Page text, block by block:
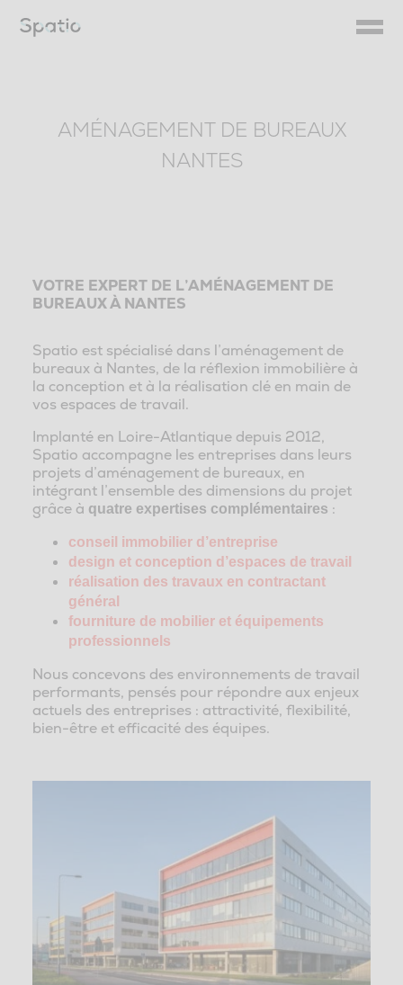
content
AMÉNAGEMENT DE BUREAUX
NANTES
VOTRE EXPERT DE L’AMÉNAGEMENT DE
BUREAUX À NANTES
Spatio est spécialisé dans l’aménagement de
bureaux à Nantes, de la réflexion immobilière à
la conception et à la réalisation clé en main de
vos espaces de travail.
Implanté en Loire-Atlantique depuis 2012,
Spatio accompagne les entreprises dans leurs
projets d’aménagement de bureaux, en
intégrant l’ensemble des dimensions du projet
grâce à quatre expertises complémentaires :
conseil immobilier d’entreprise
design et conception d’espaces de travail
réalisation des travaux en contractant
général
fourniture de mobilier et équipements
professionnels
Nous concevons des environnements de travail
performants, pensés pour répondre aux enjeux
actuels des entreprises : attractivité, flexibilité,
bien-être et efficacité des équipes.